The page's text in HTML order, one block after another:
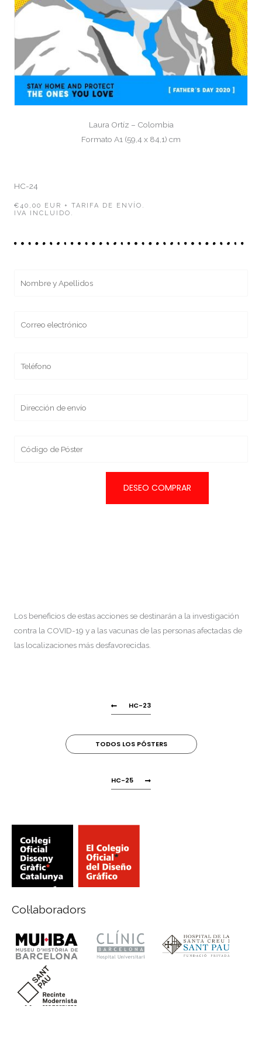
Laura Ortíz – Colombia
Formato A1 (59,4 x 84,1) cm
HC-24
€40,00 EUR + TARIFA DE ENVÍO.
IVA INCLUIDO.
Los beneficios de estas acciones se destinarán a la investigación
contra la COVID-19 y a las vacunas de las personas afectadas de
las localizaciones más desfavorecidas.
HC-23
TODOS LOS PÓSTERS
HC-25
Col·laboradors